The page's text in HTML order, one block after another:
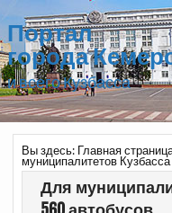
Портал
города
и всего Кузбасса
Вы здесь: Главная
муниципалитетов
Для